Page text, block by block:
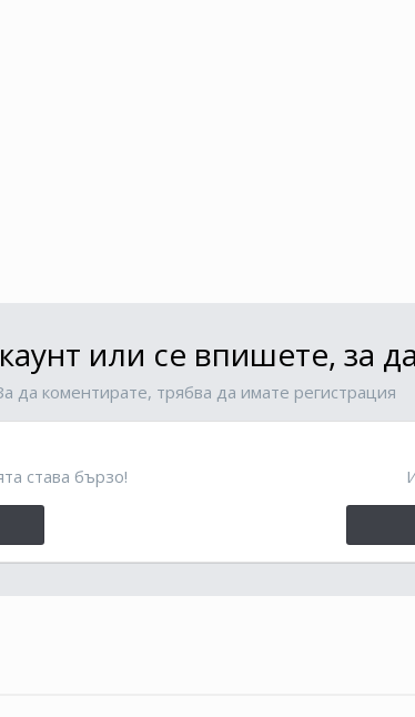
или се впишете, за
да коментирате, трябва да имате регистрация
става бързо!